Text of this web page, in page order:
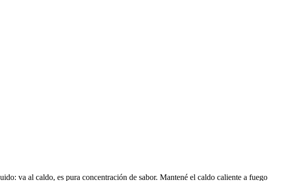
va al caldo, es pura concentración de sabor. Mantené el caldo caliente a fuego